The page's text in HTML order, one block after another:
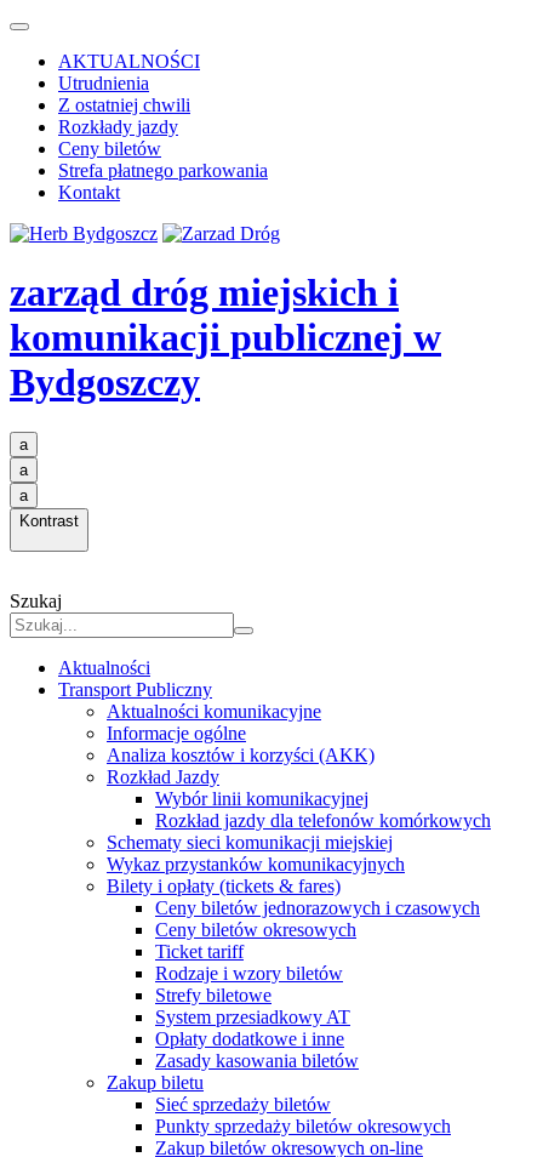
AKTUALNOŚCI
Utrudnienia
Z ostatniej chwili
Rozkłady jazdy
Ceny biletów
Strefa płatnego parkowania
Kontakt
zarząd dróg miejskich i
komunikacji publicznej w
Bydgoszczy
a
a
a
Kontrast
Szukaj
Aktualności
Transport Publiczny
Aktualności komunikacyjne
Informacje ogólne
Analiza kosztów i korzyści (AKK)
Rozkład Jazdy
Wybór linii komunikacyjnej
Rozkład jazdy dla telefonów komórkowych
Schematy sieci komunikacji miejskiej
Wykaz przystanków komunikacyjnych
Bilety i opłaty (tickets & fares)
Ceny biletów jednorazowych i czasowych
Ceny biletów okresowych
Ticket tariff
Rodzaje i wzory biletów
Strefy biletowe
System przesiadkowy AT
Opłaty dodatkowe i inne
Zasady kasowania biletów
Zakup biletu
Sieć sprzedaży biletów
Punkty sprzedaży biletów okresowych
Zakup biletów okresowych on-line